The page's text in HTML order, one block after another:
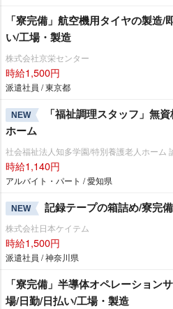
「寮完備」航空機用タイヤの製造
い/工場・製造
株式会社京栄センター
時給1,500円
派遣社員 / 東京都
NEW
「福祉調理スタッフ」無
ホーム
社会福祉法人知多学園/特別養護老人ホーム
時給1,140円
アルバイト・パート / 愛知県
NEW 記録テープの箱詰め/寮完
株式会社日本ケイテム
時給1,500円
派遣社員 / 神奈川県
「寮完備」半導体オペレーション
場/日勤/日払い/工場・製造